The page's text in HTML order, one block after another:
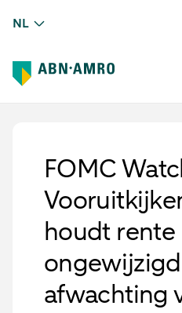
NL
FOMC
houdt rente
afwachting